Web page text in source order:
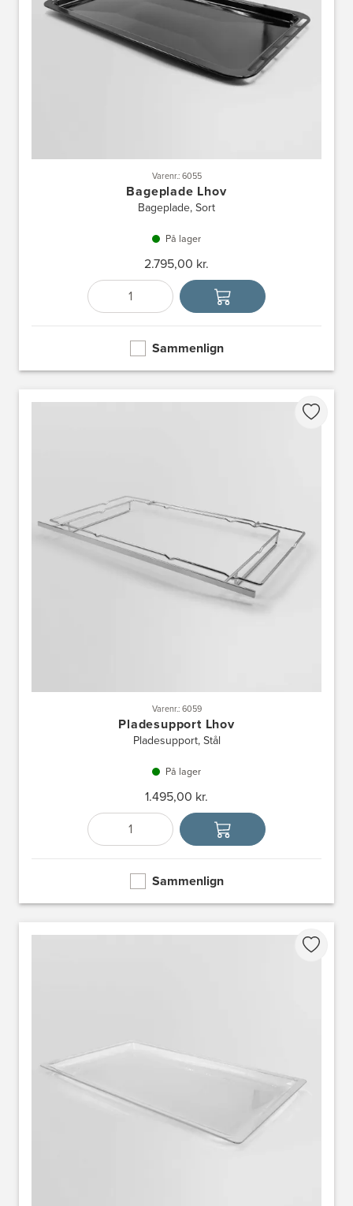
Varenr.: 6055
Bageplade Lhov
Bageplade, Sort
På lager
2.795,00 kr.
Antal
Vælg enhed
Sammenlign
Varenr.: 6059
Pladesupport Lhov
Pladesupport, Stål
På lager
1.495,00 kr.
Antal
Vælg enhed
Sammenlign